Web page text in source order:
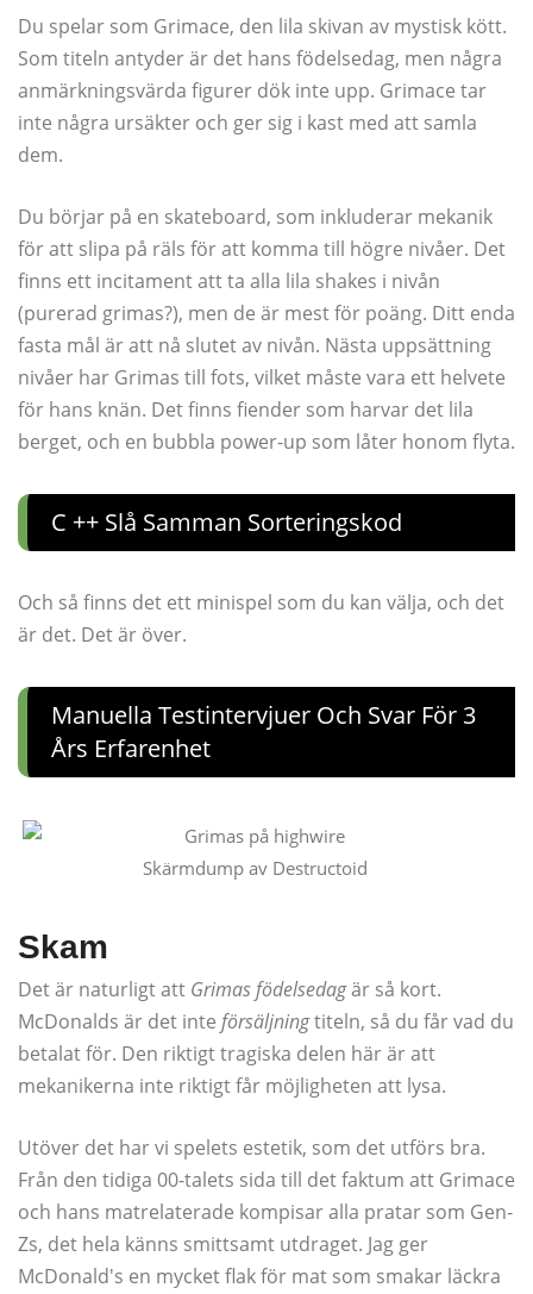
Du spelar som Grimace, den lila skivan av mystisk kött.
Som titeln antyder är det hans födelsedag, men några
anmärkningsvärda figurer dök inte upp. Grimace tar
inte några ursäkter och ger sig i kast med att samla
dem.
Du börjar på en skateboard, som inkluderar mekanik
för att slipa på räls för att komma till högre nivåer. Det
finns ett incitament att ta alla lila shakes i nivån
(purerad grimas?), men de är mest för poäng. Ditt enda
fasta mål är att nå slutet av nivån. Nästa uppsättning
nivåer har Grimas till fots, vilket måste vara ett helvete
för hans knän. Det finns fiender som harvar det lila
berget, och en bubbla power-up som låter honom flyta.
C ++ Slå Samman Sorteringskod
Och så finns det ett minispel som du kan välja, och det
är det. Det är över.
Manuella Testintervjuer Och Svar För 3
Års Erfarenhet
Skärmdump av Destructoid
Skam
Det är naturligt att Grimas födelsedagär så kort.
McDonalds är det inte försäljningtiteln, så du får vad du
betalat för. Den riktigt tragiska delen här är att
mekanikerna inte riktigt får möjligheten att lysa.
Utöver det har vi spelets estetik, som det utförs bra.
Från den tidiga 00-talets sida till det faktum att Grimace
och hans matrelaterade kompisar alla pratar som Gen-
Zs, det hela känns smittsamt utdraget. Jag ger
McDonald's en mycket flak för mat som smakar läckra